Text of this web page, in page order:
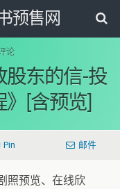
预售网
论
股东的信-投
[含预览]
Pin 邮件
照预览、在线欣